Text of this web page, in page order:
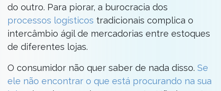
do outro. Para piorar, a burocracia dos
processos logísticos tradicionais complica o
intercâmbio ágil de mercadorias entre estoques
de diferentes lojas.
O consumidor não quer saber de nada disso. Se
ele não encontrar o que está procurando na sua